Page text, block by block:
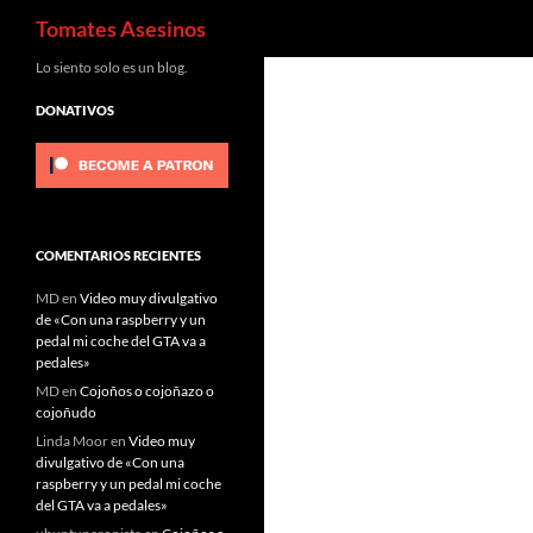
Saltar
Tomates Asesinos
Lo siento solo es un blog.
DONATIVOS
COMENTARIOS RECIENTES
MDen Video muy divulgativo
de «Con una raspberry y un
pedal mi coche del GTA va a
pedales»
MDen Cojoños o cojoñazo o
cojoñudo
Linda Mooren Video muy
divulgativo de «Con una
raspberry y un pedal mi coche
del GTA va a pedales»